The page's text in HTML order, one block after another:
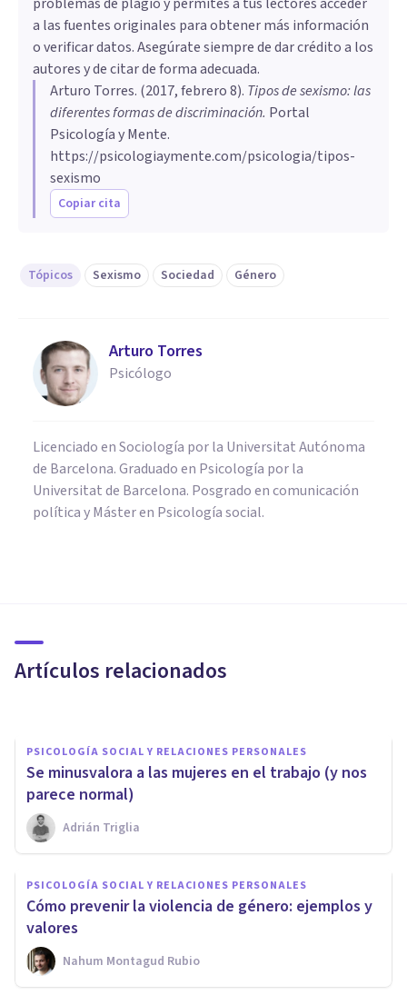
a las fuentes originales para obtener más información
o verificar datos. Asegúrate siempre de dar crédito a los
autores y de citar de forma adecuada.
Arturo Torres. (2017, febrero 8). ​Tipos de sexismo: las
diferentes formas de discriminación. Portal
Psicología y Mente.
https://psicologiaymente.com/psicologia/tipos-
sexismo
Copiar cita
Tópicos Sexismo Sociedad Género
Arturo Torres
Psicólogo
Licenciado en Sociología por la Universitat Autónoma
de Barcelona. Graduado en Psicología por la
Universitat de Barcelona. Posgrado en comunicación
política y Máster en Psicología social.
Artículos relacionados
Margaret Mead
PSICOLOGÍA SOCIAL Y RELACIONES PERSONALES
Se minusvalora a las mujeres en el trabajo (y nos
parece normal)
Adrián Triglia
PSICOLOGÍA SOCIAL Y RELACIONES PERSONALES
Cómo prevenir la violencia de género: ejemplos y
valores
Nahum Montagud Rubio
PSICOLOGÍA SOCIAL Y RELACIONES PERSONALES
Psicología del sexismo: 5 ideas
machistas que se dan en la
actualidad
Adrián Triglia